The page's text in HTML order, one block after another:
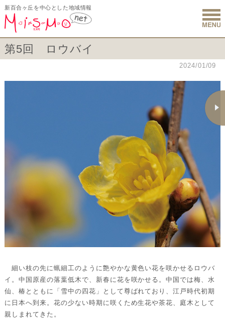
新百合ヶ丘を中心とした地域情報
新百合ヶ
第5回 ロウバイ
2024/01/09
細い枝の先に蝋細工のように艶やかな黄色い花を咲かせるロウバ
イ。中国原産の落葉低木で、新春に花を咲かせる。中国では梅、水
仙、椿とともに「雪中の四花」として尊ばれており、江戸時代初期
に日本へ到来。花の少ない時期に咲くため生花や茶花、庭木として
親しまれてきた。